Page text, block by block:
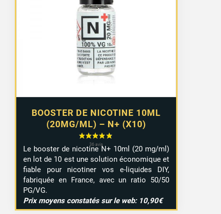
BOOSTER DE NICOTINE 10ML
(20MG/ML) – N+ (X10)
prix :
8,99 €
à
9,29 €
Le booster de nicotine N+ 10ml (20 mg/ml)
en lot de 10 est une solution économique et
fiable pour nicotiner vos e-liquides DIY,
fabriquée en France, avec un ratio 50/50
PG/VG.
Prix moyens constatés sur le web: 10,90€